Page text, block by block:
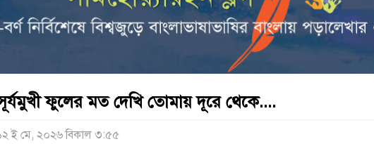
ফুলের মত দেখি তোমায় দূরে থেকে....
ই মে, ২০২৬ বিকাল ৩:৫৫